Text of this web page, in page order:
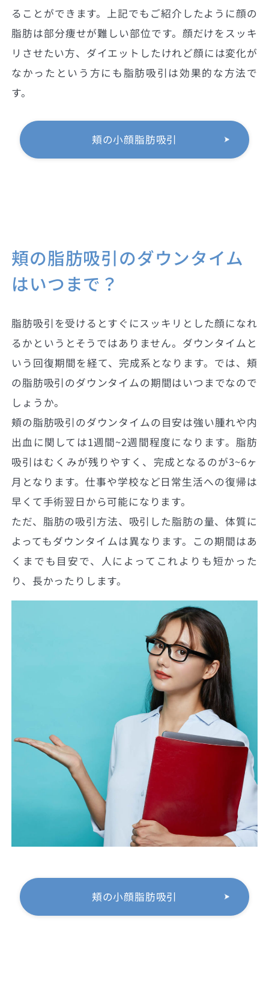
ることができます。上記でもご紹介したように顔の
脂肪は部分痩せが難しい部位です。顔だけをスッキ
リさせたい方、ダイエットしたけれど顔には変化が
なかったという方にも脂肪吸引は効果的な方法で
す。
頬の小顔脂肪吸引
頬の脂肪吸引のダウンタイム
はいつまで？
脂肪吸引を受けるとすぐにスッキリとした顔になれ
るかというとそうではありません。ダウンタイムと
いう回復期間を経て、完成系となります。では、頬
の脂肪吸引のダウンタイムの期間はいつまでなので
しょうか。
頬の脂肪吸引のダウンタイムの目安は強い腫れや内
出血に関しては1週間~2週間程度になります。脂肪
吸引はむくみが残りやすく、完成となるのが3~6ヶ
月となります。仕事や学校など日常生活への復帰は
早くて手術翌日から可能になります。
ただ、脂肪の吸引方法、吸引した脂肪の量、体質に
よってもダウンタイムは異なります。この期間はあ
くまでも目安で、人によってこれよりも短かった
り、長かったりします。
頬の小顔脂肪吸引